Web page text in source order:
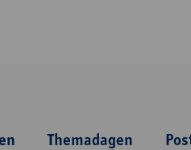
Themadagen